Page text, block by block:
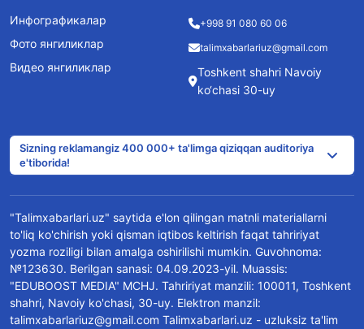
Инфографикалар
Фото янгиликлар
Видео янгиликлар
+998 91 080 60 06
talimxabarlariuz@gmail.com
Toshkent shahri Navoiy
ko‘chasi 30-uy
Sizning reklamangiz 400 000+ ta'limga qiziqqan auditoriya
e'tiborida!
"Talimxabarlari.uz" saytida e'lon qilingan matnli materiallarni
to'liq ko'chirish yoki qisman iqtibos keltirish faqat tahririyat
yozma roziligi bilan amalga oshirilishi mumkin. Guvohnoma:
№123630. Berilgan sanasi: 04.09.2023-yil. Muassis:
"EDUBOOST MEDIA" MCHJ. Tahririyat manzili: 100011, Toshkent
shahri, Navoiy ko'chasi, 30-uy. Elektron manzil:
talimxabarlariuz@gmail.com Talimxabarlari.uz - uzluksiz ta'lim